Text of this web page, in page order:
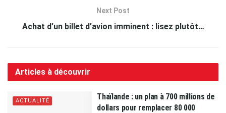
Next Post
Achat d’un billet d’avion imminent : lisez plutôt…
Articles à découvrir
ACTUALITÉ
Thaïlande : un plan à 700 millions de
dollars pour remplacer 80 000